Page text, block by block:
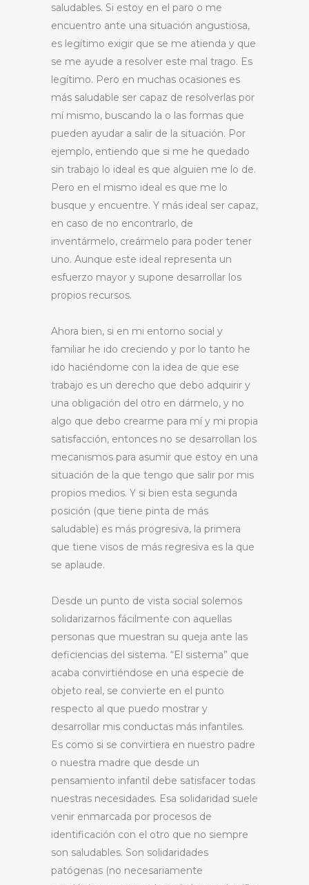
saludables. Si estoy en el paro o me
encuentro ante una situación angustiosa,
es legítimo exigir que se me atienda y que
se me ayude a resolver este mal trago. Es
legítimo. Pero en muchas ocasiones es
más saludable ser capaz de resolverlas por
mí mismo, buscando la o las formas que
pueden ayudar a salir de la situación. Por
ejemplo, entiendo que si me he quedado
sin trabajo lo ideal es que alguien me lo de.
Pero en el mismo ideal es que me lo
busque y encuentre. Y más ideal ser capaz,
en caso de no encontrarlo, de
inventármelo, creármelo para poder tener
uno. Aunque este ideal representa un
esfuerzo mayor y supone desarrollar los
propios recursos.
Ahora bien, si en mi entorno social y
familiar he ido creciendo y por lo tanto he
ido haciéndome con la idea de que ese
trabajo es un derecho que debo adquirir y
una obligación del otro en dármelo, y no
algo que debo crearme para mí y mi propia
satisfacción, entonces no se desarrollan los
mecanismos para asumir que estoy en una
situación de la que tengo que salir por mis
propios medios. Y si bien esta segunda
posición (que tiene pinta de más
saludable) es más progresiva, la primera
que tiene visos de más regresiva es la que
se aplaude.
Desde un punto de vista social solemos
solidarizarnos fácilmente con aquellas
personas que muestran su queja ante las
deficiencias del sistema. “El sistema” que
acaba convirtiéndose en una especie de
objeto real, se convierte en el punto
respecto al que puedo mostrar y
desarrollar mis conductas más infantiles.
Es como si se convirtiera en nuestro padre
o nuestra madre que desde un
pensamiento infantil debe satisfacer todas
nuestras necesidades. Esa solidaridad suele
venir enmarcada por procesos de
identificación con el otro que no siempre
son saludables. Son solidaridades
patógenas (no necesariamente